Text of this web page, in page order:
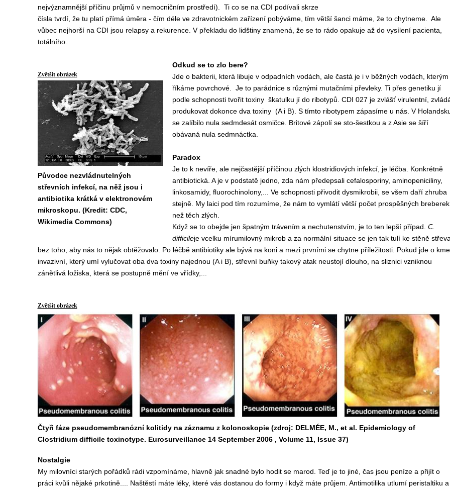
nejvýznamnější příčinu průjmů v nemocničním prostředí). Ti co se na CDI podívali skrze
čísla tvrdí, že tu platí přímá úměra - čím déle ve zdravotnickém zařízení pobýváme, tím větší šanci máme, že to chytneme. Ale
vůbec nejhorší na CDI jsou relapsy a rekurence. V překladu do lidštiny znamená, že se to rádo opakuje až do vysílení pacienta,
totálního.
Zvětšit obrázek
Původce nezvládnutelných
střevních infekcí, na něž jsou i
antibiotika krátká v elektronovém
mikroskopu. (Kredit: CDC,
Wikimedia Commons)
Odkud se to zlo bere?
Jde o bakterii, která libuje v odpadních vodách, ale častá je i v běžných vodách, kterým
říkáme povrchové. Je to parádnice s různými mutačními převleky. Ti přes genetiku jí
podle schopnosti tvořit toxiny škatulku jí do ribotypů. CDI 027 je zvlášť virulentní,
produkovat dokonce dva toxiny (A i B). S tímto ribotypem zápasíme u nás. V
se zalíbilo nula sedmdesát osmičce. Britové zápolí se sto-šestkou a z Asie se šíří
obávaná nula sedmnáctka.
Paradox
Je to k nevíře, ale nejčastější příčinou zlých klostridiových infekcí, je léčba. Konkrétně
antibiotická. A je v podstatě jedno, zda nám předepsali cefalosporiny, aminopeniciliny,
linkosamidy, fluorochinolony,... Ve schopnosti přivodit dysmikrobii, se všem daří zhruba
stejně. My laici pod tím rozumíme, že nám to vymlátí větší počet prospěšných
než těch zlých.
Když se to obejde jen špatným trávením a nechutenstvím, je to ten lepší případ. C.
difficileje vcelku mírumilovný mikrob a za normální situace se jen tak tulí ke stěně
bez toho, aby nás to nějak obtěžovalo. Po léčbě antibiotiky ale bývá na koni a mezi prvními se chytne příležitosti. Pokud jde o
invazivní, který umí vylučovat oba dva toxiny najednou (A i B), střevní buňky takový atak neustojí dlouho, na sliznici vzniknou
zánětlivá ložiska, která se postupně mění ve vřídky,...
Zvětšit obrázek
Čtyři fáze pseudomembranózní kolitidy na záznamu z kolonoskopie (zdroj: DELMÉE, M., et al. Epidemiology of
Clostridium difficile toxinotype. Eurosurveillance 14 September 2006 , Volume 11, Issue 37)
Nostalgie
My milovníci starých pořádků rádi vzpomínáme, hlavně jak snadné bylo hodit se marod. Teď je to jiné, čas jsou peníze a přijít o
práci kvůli nějaké prkotině.... Naštěstí máte léky, které vás dostanou do formy i když máte průjem. Antimotilika utlumí peristaltiku a